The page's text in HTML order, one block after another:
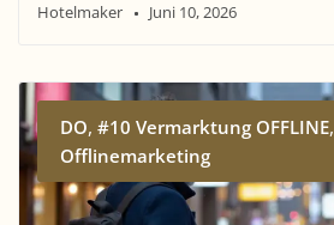
Hotelmaker Juni 10, 2026
DO,#10 Vermarktung OFFLINE,
Offlinemarketing